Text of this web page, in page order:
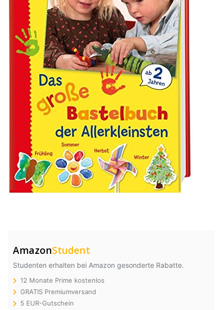
AmazonStudent
Studenten erhalten bei Amazon gesonderte Rabatte.
12 Monate Prime kostenlos
GRATIS Premiumversand
5 EUR-Gutschein